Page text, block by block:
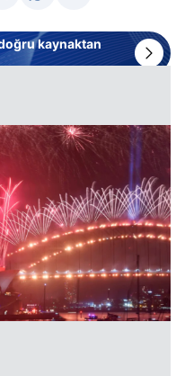
kaynaktan